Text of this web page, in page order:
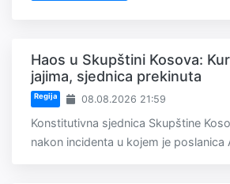
Haos u Skupštini Kosova:
jajima, sjednica prekinuta
Regija 08.08.2026 21:59
Konstitutivna sjednica Skupštine
nakon incidenta u kojem je poslanica